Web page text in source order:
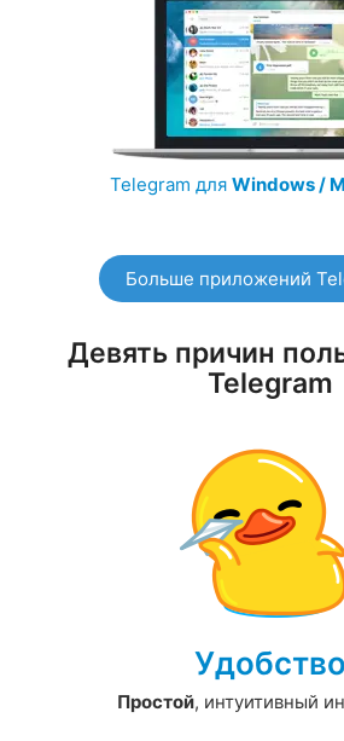
Telegram для Windows /
Больше приложений
Девять причин
Telegram
Удобство
Простой, интуитивный